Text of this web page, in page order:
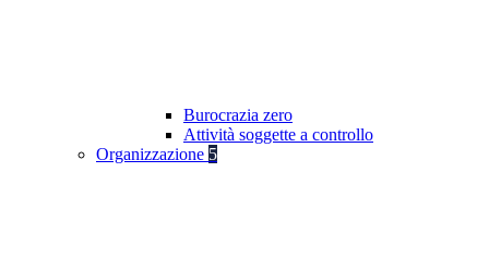
Burocrazia zero
Attività soggette a controllo
Organizzazione 5